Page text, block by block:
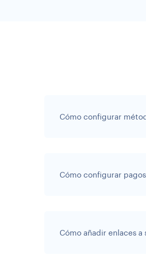
Cómo configurar
Cómo configurar
Cómo añadir enlaces a